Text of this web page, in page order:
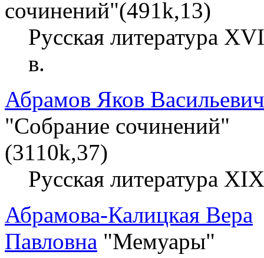
сочинений"(491k,13)
Русская литература
в.
Абрамов Яков Васильевич
"Собрание сочинений"
(3110k,37)
Русская литература
Абрамова-Калицкая Вера
Павловна "Мемуары"